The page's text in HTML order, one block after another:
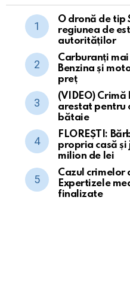
O dronă de tip
regiunea de
autorităților
Carburanți mai
Benzina și
preț
(VIDEO)
arestat pentru
bătaie
FLOREȘTI:
propria casă
milion de lei
Cazul crimelor
Expertizele
finalizate